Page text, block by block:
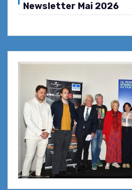
Newsletter Mai 2026